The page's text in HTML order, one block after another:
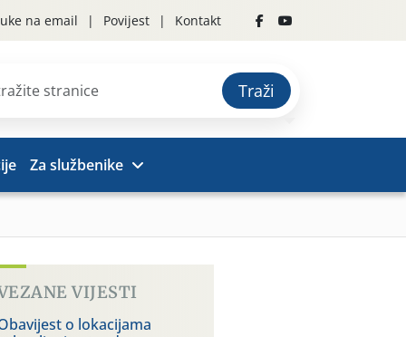
na email Povijest Kontakt
Traži
Za službenike
VIJESTI
o lokacijama